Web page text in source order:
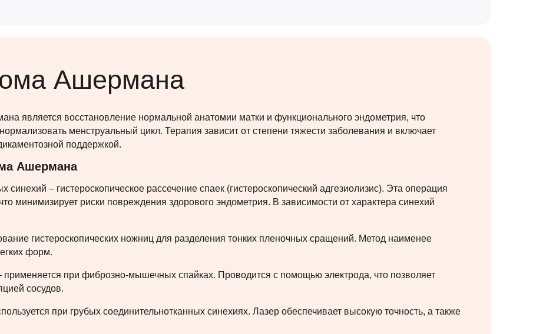
Ашермана
является восстановление нормальной анатомии матки и функционального эндометрия, что
менструальный цикл. Терапия зависит от степени тяжести заболевания и включает
поддержкой.
Ашермана
– гистероскопическое рассечение спаек (гистероскопический адгезиолизис). Эта операция
минимизирует риски повреждения здорового эндометрия. В зависимости от характера синехий
гистероскопических ножниц для разделения тонких пленочных сращений. Метод наименее
форм.
применяется при фиброзно-мышечных спайках. Проводится с помощью электрода, что позволяет
сосудов.
при грубых соединительнотканных синехиях. Лазер обеспечивает высокую точность, а также